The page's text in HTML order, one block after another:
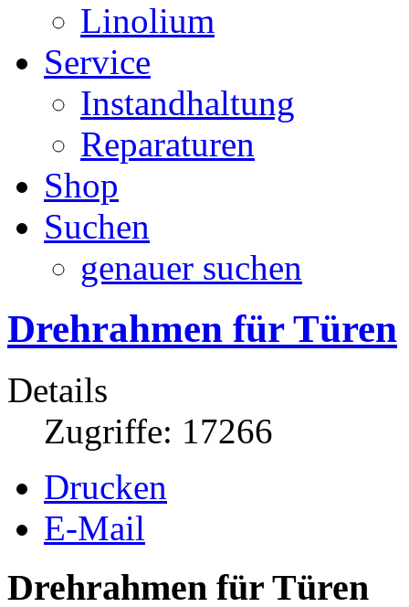
Linolium
Service
Instandhaltung
Reparaturen
Shop
Suchen
genauer suchen
Drehrahmen für Türen
Details
Zugriffe: 17266
Drucken
E-Mail
Drehrahmen für Türen